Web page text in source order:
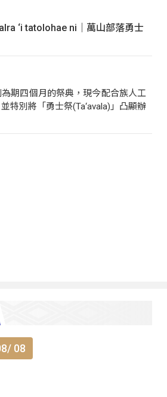
‘i tatolohae ni｜萬山部落勇士
期四個月的祭典，現今配合族人工
特別將「勇士祭(Ta‘avala)」凸顯辦
08